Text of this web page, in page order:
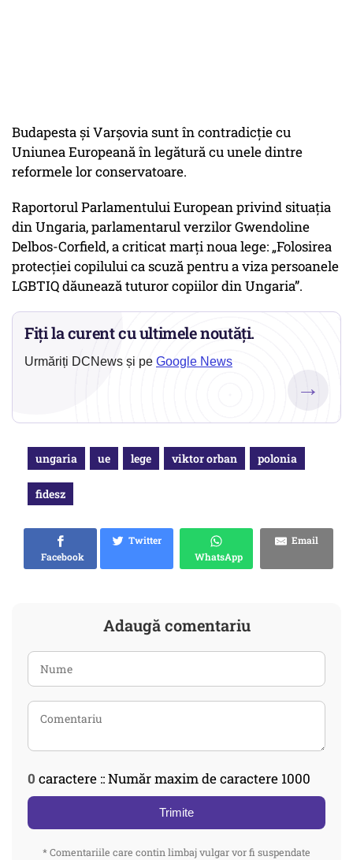
Budapesta şi Varşovia sunt în contradicţie cu
Uniunea Europeană în legătură cu unele dintre
reformele lor conservatoare.
Raportorul Parlamentului European privind situaţia
din Ungaria, parlamentarul verzilor Gwendoline
Delbos-Corfield, a criticat marţi noua lege: „Folosirea
protecţiei copilului ca scuză pentru a viza persoanele
LGBTIQ dăunează tuturor copiilor din Ungaria”.
Fiți la curent cu ultimele noutăți.
Urmăriți DCNews și pe Google News
→
ungaria ue lege viktor orban polonia
fidesz
Facebook
Twitter
WhatsApp
Email
Adaugă comentariu
0 caractere :: Număr maxim de caractere 1000
Trimite
* Comentariile care contin limbaj vulgar vor fi suspendate